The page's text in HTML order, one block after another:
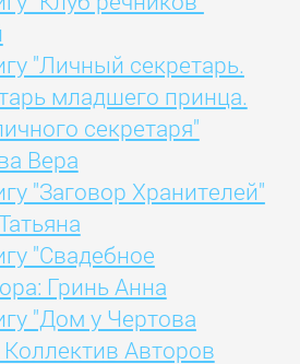
"Личный секретарь.
младшего принца.
секретаря"
Вера
"Заговор Хранителей"
"Свадебное
Гринь Анна
"Дом у Чертова
Коллектив Авторов